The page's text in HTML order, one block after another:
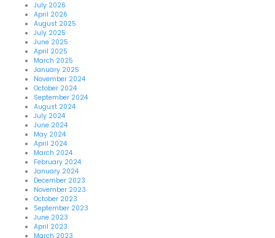
July 2026
April 2026
August 2025
July 2025
June 2025
April 2025
March 2025
January 2025
November 2024
October 2024
September 2024
August 2024
July 2024
June 2024
May 2024
April 2024
March 2024
February 2024
January 2024
December 2023
November 2023
October 2023
September 2023
June 2023
April 2023
March 2023